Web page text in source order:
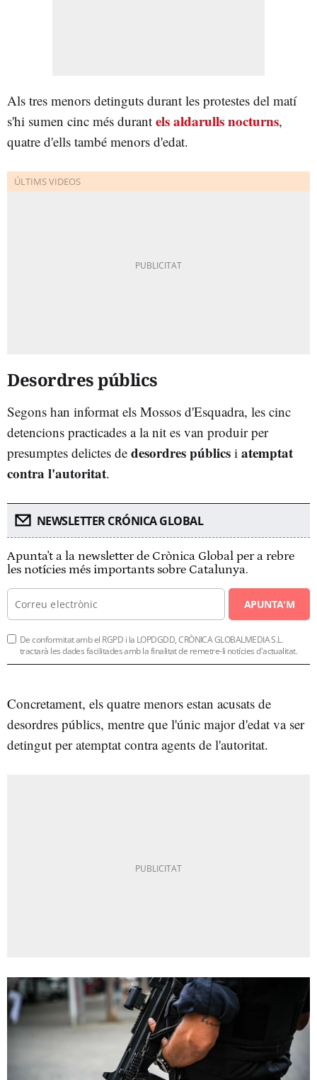
Als tres menors detinguts durant les protestes del matí
s'hi sumen cinc més durant els aldarulls nocturns,
quatre d'ells també menors d'edat.
Desordres públics
Segons han informat els Mossos d'Esquadra, les cinc
detencions practicades a la nit es van produir per
presumptes delictes de desordres públics i atemptat
contra l'autoritat.
NEWSLETTER CRÓNICA GLOBAL
Apunta't a la newsletter de Crònica Global per a rebre
les notícies més importants sobre Catalunya.
APUNTA'M
De conformitat amb el RGPD i la LOPDGDD, CRÒNICA GLOBALMEDIA S.L.
tractarà les dades facilitades amb la finalitat de remetre-li notícies d'actualitat.
Concretament, els quatre menors estan acusats de
desordres públics, mentre que l'únic major d'edat va ser
detingut per atemptat contra agents de l'autoritat.